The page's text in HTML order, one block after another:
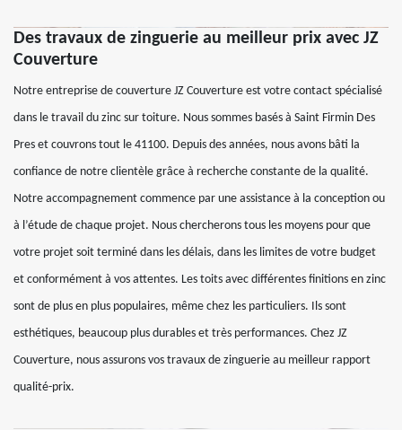
Des travaux de zinguerie au meilleur prix avec JZ
Couverture
Notre entreprise de couverture JZ Couverture est votre contact spécialisé
dans le travail du zinc sur toiture. Nous sommes basés à Saint Firmin Des
Pres et couvrons tout le 41100. Depuis des années, nous avons bâti la
confiance de notre clientèle grâce à recherche constante de la qualité.
Notre accompagnement commence par une assistance à la conception ou
à l’étude de chaque projet. Nous chercherons tous les moyens pour que
votre projet soit terminé dans les délais, dans les limites de votre budget
et conformément à vos attentes. Les toits avec différentes finitions en zinc
sont de plus en plus populaires, même chez les particuliers. Ils sont
esthétiques, beaucoup plus durables et très performances. Chez JZ
Couverture, nous assurons vos travaux de zinguerie au meilleur rapport
qualité-prix.